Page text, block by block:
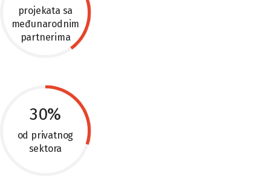
projekata sa
međunarodnim
partnerima
30%
od privatnog
sektora